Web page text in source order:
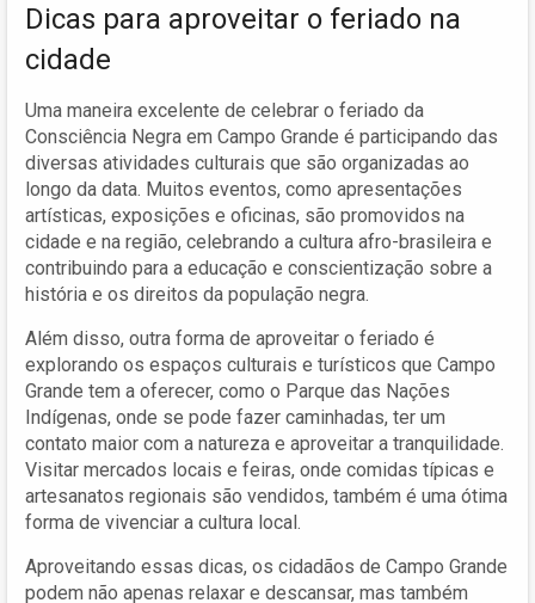
Dicas para aproveitar o feriado na
cidade
Uma maneira excelente de celebrar o feriado da
Consciência Negra em Campo Grande é participando das
diversas atividades culturais que são organizadas ao
longo da data. Muitos eventos, como apresentações
artísticas, exposições e oficinas, são promovidos na
cidade e na região, celebrando a cultura afro-brasileira e
contribuindo para a educação e conscientização sobre a
história e os direitos da população negra.
Além disso, outra forma de aproveitar o feriado é
explorando os espaços culturais e turísticos que Campo
Grande tem a oferecer, como o Parque das Nações
Indígenas, onde se pode fazer caminhadas, ter um
contato maior com a natureza e aproveitar a tranquilidade.
Visitar mercados locais e feiras, onde comidas típicas e
artesanatos regionais são vendidos, também é uma ótima
forma de vivenciar a cultura local.
Aproveitando essas dicas, os cidadãos de Campo Grande
podem não apenas relaxar e descansar, mas também